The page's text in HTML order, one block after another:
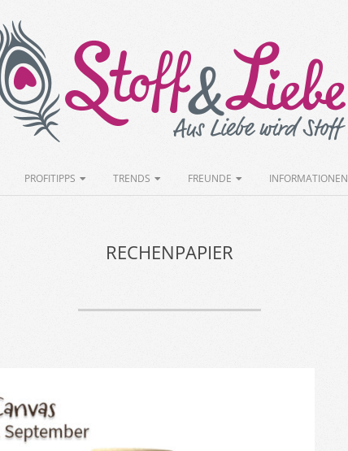
Stoff&Liebe
PROFITIPPS TRENDS FREUNDE INFORMATIONEN
RECHENPAPIER